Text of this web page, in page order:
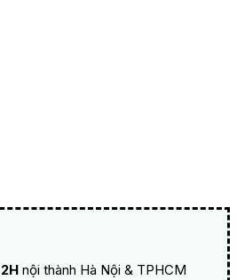
nội thành Hà Nội & TPHCM